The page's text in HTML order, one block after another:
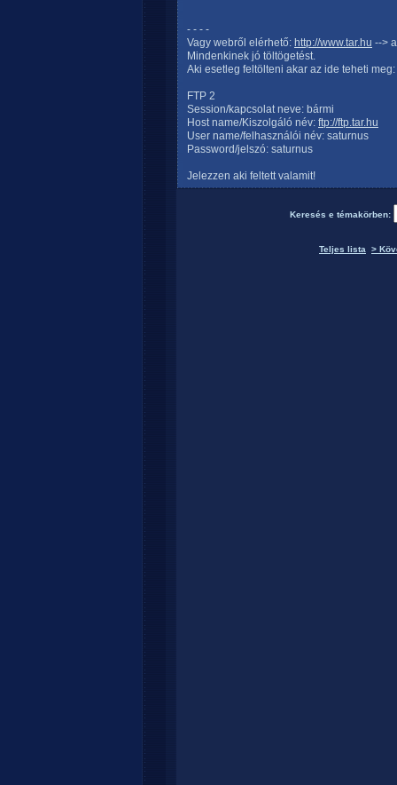
- - - -
Vagy webről elérhető: http://www.tar.hu -->
Mindenkinek jó töltögetést.
Aki esetleg feltölteni akar az ide teheti meg:
FTP 2
Session/kapcsolat neve: bármi
Host name/Kiszolgáló név: ftp://ftp.tar.hu
User name/felhasználói név: saturnus
Password/jelszó: saturnus
Jelezzen aki feltett valamit!
Keresés e témakörben:
Teljes lista >